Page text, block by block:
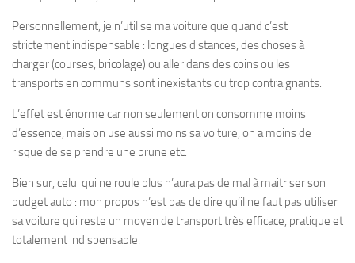
Personnellement, je n’utilise ma voiture que quand c’est
strictement indispensable : longues distances, des choses à
charger (courses, bricolage) ou aller dans des coins ou les
transports en communs sont inexistants ou trop contraignants.
L’effet est énorme car non seulement on consomme moins
d’essence, mais on use aussi moins sa voiture, on a moins de
risque de se prendre une prune etc.
Bien sur, celui qui ne roule plus n’aura pas de mal à maitriser son
budget auto : mon propos n’est pas de dire qu’il ne faut pas utiliser
sa voiture qui reste un moyen de transport très efficace, pratique et
totalement indispensable.